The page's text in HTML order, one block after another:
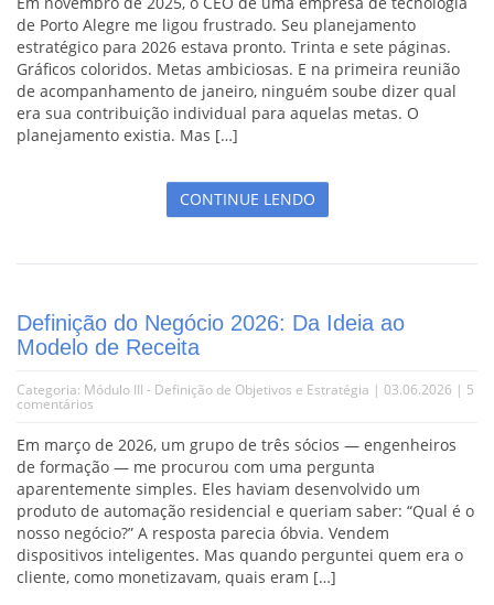
de Porto Alegre me ligou frustrado. Seu planejamento
estratégico para 2026 estava pronto. Trinta e sete páginas.
Gráficos coloridos. Metas ambiciosas. E na primeira reunião
de acompanhamento de janeiro, ninguém soube dizer qual
era sua contribuição individual para aquelas metas. O
planejamento existia. Mas […]
CONTINUE LENDO
Definição do Negócio 2026: Da Ideia ao
Modelo de Receita
Categoria: Módulo III - Definição de Objetivos e Estratégia | 03.06.2026 | 5
comentários
Em março de 2026, um grupo de três sócios — engenheiros
de formação — me procurou com uma pergunta
aparentemente simples. Eles haviam desenvolvido um
produto de automação residencial e queriam saber: “Qual é o
nosso negócio?” A resposta parecia óbvia. Vendem
dispositivos inteligentes. Mas quando perguntei quem era o
cliente, como monetizavam, quais eram […]